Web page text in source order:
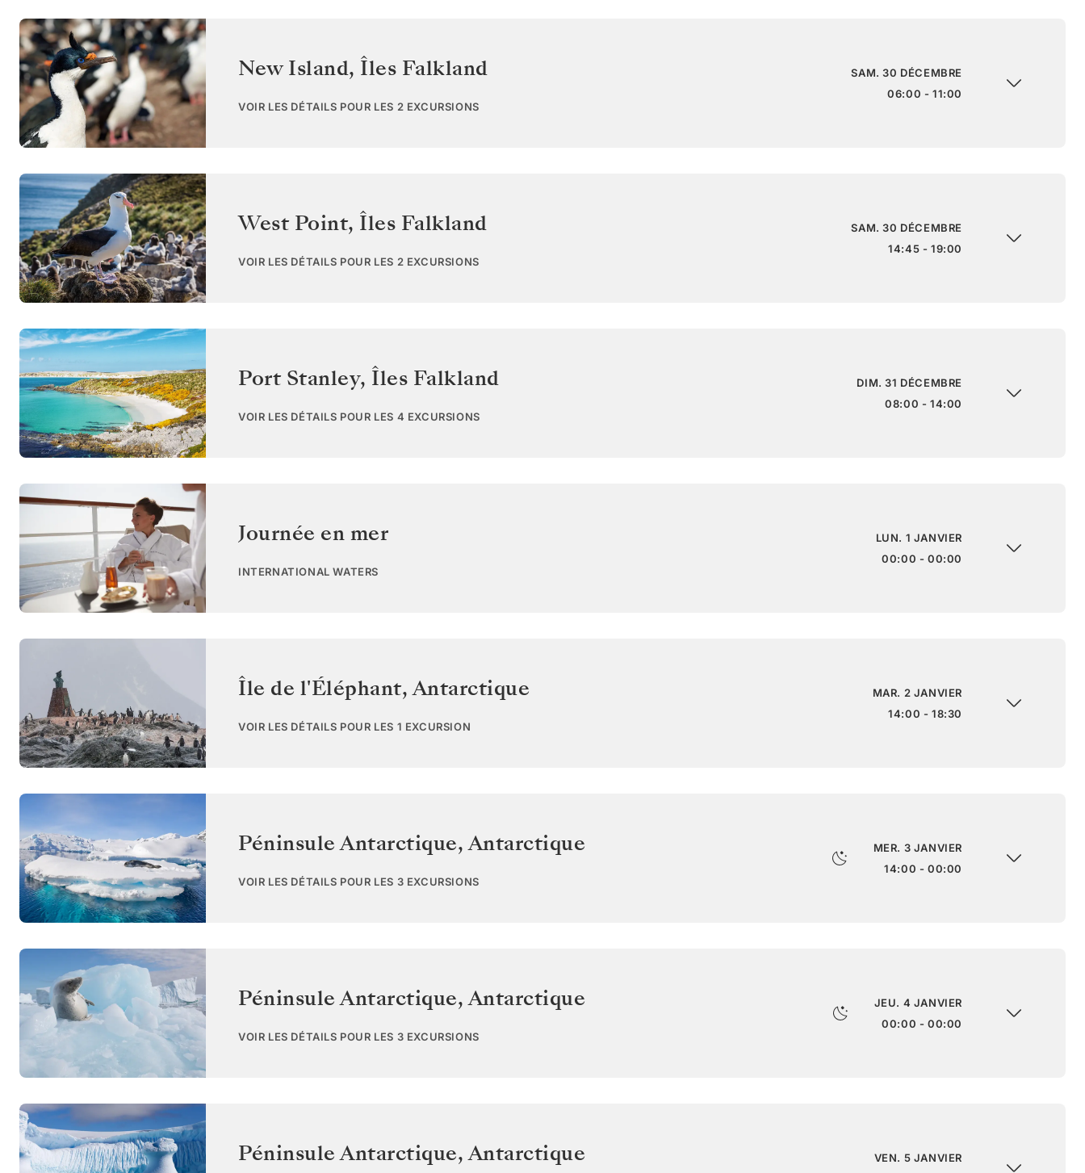
New Island, Îles Falkland
VOIR LES DÉTAILS POUR LES 2 EXCURSIONS
SAM. 30 DÉCEMBRE
06:00 - 11:00
West Point, Îles Falkland
VOIR LES DÉTAILS POUR LES 2 EXCURSIONS
SAM. 30 DÉCEMBRE
14:45 - 19:00
Port Stanley, Îles Falkland
VOIR LES DÉTAILS POUR LES 4 EXCURSIONS
DIM. 31 DÉCEMBRE
08:00 - 14:00
Journée en mer
INTERNATIONAL WATERS
LUN. 1 JANVIER
00:00 - 00:00
Île de l'Éléphant,Antarctique
VOIR LES DÉTAILS POUR LES 1 EXCURSION
MAR. 2 JANVIER
14:00 - 18:30
Péninsule Antarctique,Antarctique
VOIR LES DÉTAILS POUR LES 3 EXCURSIONS
MER. 3 JANVIER
14:00 - 00:00
Péninsule Antarctique,Antarctique
VOIR LES DÉTAILS POUR LES 3 EXCURSIONS
JEU. 4 JANVIER
00:00 - 00:00
Péninsule Antarctique,Antarctique
VEN. 5 JANVIER